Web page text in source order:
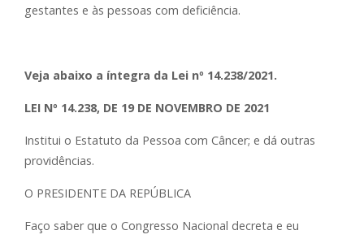
gestantes e às pessoas com deficiência.
Veja abaixo a íntegra da Lei nº 14.238/2021.
LEI Nº 14.238, DE 19 DE NOVEMBRO DE 2021
Institui o Estatuto da Pessoa com Câncer; e dá outras
providências.
O PRESIDENTE DA REPÚBLICA
Faço saber que o Congresso Nacional decreta e eu